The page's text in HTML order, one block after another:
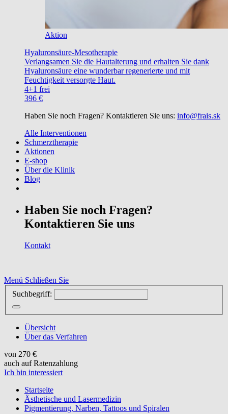
Aktion
Hyaluronsäure-Mesotherapie
Verlangsamen Sie die Hautalterung und erhalten Sie dank
Hyaluronsäure eine wunderbar regenerierte und mit
Feuchtigkeit versorgte Haut.
4+1 frei
396 €
Haben Sie noch Fragen? Kontaktieren Sie uns: info@frais.sk
Alle Interventionen
Schmerztherapie
Aktionen
E-shop
Über die Klinik
Blog
Haben Sie noch Fragen?
Kontaktieren Sie uns
Kontakt
Menü Schließen Sie
Suchbegriff:
Übersicht
Über das Verfahren
von 270 €
auch auf Ratenzahlung
Ich bin interessiert
Startseite
Ästhetische und Lasermedizin
Pigmentierung, Narben, Tattoos und Spiralen